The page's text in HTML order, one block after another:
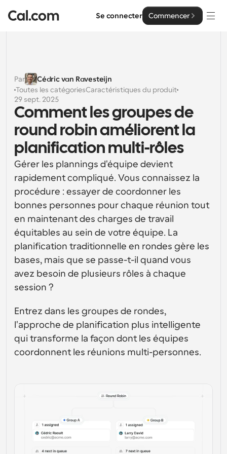
Se connecter Commencer
Solutions
Par taille d'équipe
Pour les particuliers
Planification personnelle simplifiée
Pour les équipes
Pour les organisations
Planification pour les grandes équipes, avec plus de
contrôle et de sécurité
Pour les entreprises
Solutions de planification de niveau entreprise
Par cas
Recrutement
Ventes
Ressources
humaines
Soutien
Santé
Télésanté
Essayez Cal.ai maintenant !
Entreprise
Développeur
Documentation des développeurs
Documentation pour la plateforme Cal.com
API
Créez vos propres intégrations avec notre API publique
Composants de planification
Utilisez nos atomes React pour ajouter la planification à
votre application.
Ressources
Police : Cal Sans UI et texte
Notre propre police de caractères variable pour la
conception d’interfaces utilisateur
App Store
Intégrez-vous à vos applications préférées
Événements Collectifs
Documents d'aide
Besoin d'en savoir plus sur notre système ? Consultez la
documentation d'aide.
Paiements
Cal.ai
Tarification
Par
Cédric van Ravesteijn
Toutes les catégoriesCaractéristiques du produit
29 sept. 2025
Comment les groupes de
round robin améliorent la
planification multi-rôles
Gérer les plannings d'équipe devient
rapidement compliqué. Vous connaissez la
procédure : essayer de coordonner les
bonnes personnes pour chaque réunion tout
en maintenant des charges de travail
équitables au sein de votre équipe. La
planification traditionnelle en rondes gère les
bases, mais que se passe-t-il quand vous
avez besoin de plusieurs rôles à chaque
session ?
Entrez dans les groupes de rondes,
l'approche de planification plus intelligente
qui transforme la façon dont les équipes
coordonnent les réunions multi-personnes.